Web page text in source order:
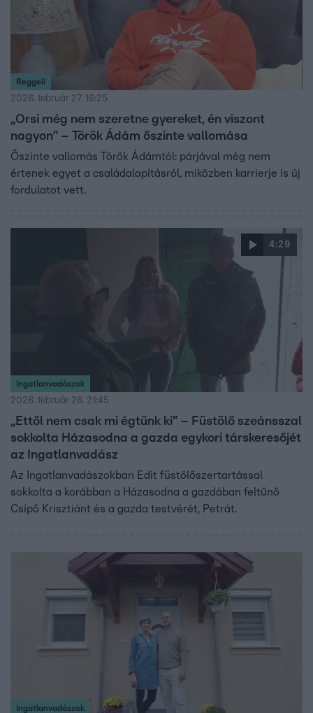
Reggeli
2026. február 27. 16:25
„Orsi még nem szeretne gyereket, én viszont
nagyon” – Török Ádám őszinte vallomása
Őszinte vallomás Török Ádámtól: párjával még nem
értenek egyet a családalapításról, miközben karrierje is új
fordulatot vett.
4:29
Ingatlanvadászok
2026. február 26. 21:45
„Ettől nem csak mi égtünk ki” – Füstölő szeánsszal
sokkolta Házasodna a gazda egykori társkeresőjét
az Ingatlanvadász
Az Ingatlanvadászokban Edit füstölőszertartással
sokkolta a korábban a Házasodna a gazdában feltűnő
Csípő Krisztiánt és a gazda testvérét, Petrát.
Ingatlanvadászok